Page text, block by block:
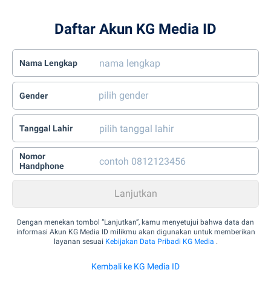
Daftar Akun KG Media ID
Nama Lengkap
Gender
Tanggal Lahir
Nomor
Handphone
Dengan menekan tombol “Lanjutkan”, kamu menyetujui bahwa data dan
informasi Akun KG Media ID milikmu akan digunakan untuk memberikan
layanan sesuai Kebijakan Data Pribadi KG Media .
Kembali ke KG Media ID